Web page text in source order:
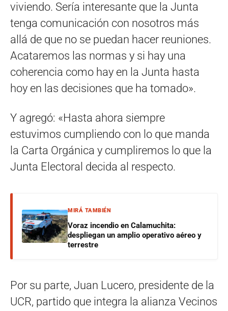
viviendo. Sería interesante que la Junta
tenga comunicación con nosotros más
allá de que no se puedan hacer reuniones.
Acataremos las normas y si hay una
coherencia como hay en la Junta hasta
hoy en las decisiones que ha tomado».
Y agregó: «Hasta ahora siempre
estuvimos cumpliendo con lo que manda
la Carta Orgánica y cumpliremos lo que la
Junta Electoral decida al respecto.
MIRÁ TAMBIÉN
Voraz incendio en Calamuchita:
despliegan un amplio operativo aéreo y
terrestre
Por su parte, Juan Lucero, presidente de la
UCR, partido que integra la alianza Vecinos